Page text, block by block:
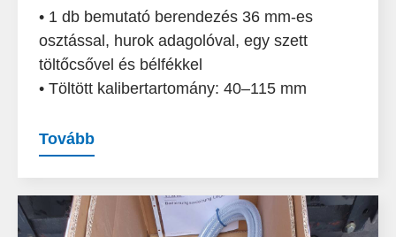
• 1 db bemutató berendezés 36 mm-es
osztással, hurok adagolóval, egy szett
töltőcsővel és bélfékkel
• Töltött kalibertartomány: 40–115 mm
Tovább